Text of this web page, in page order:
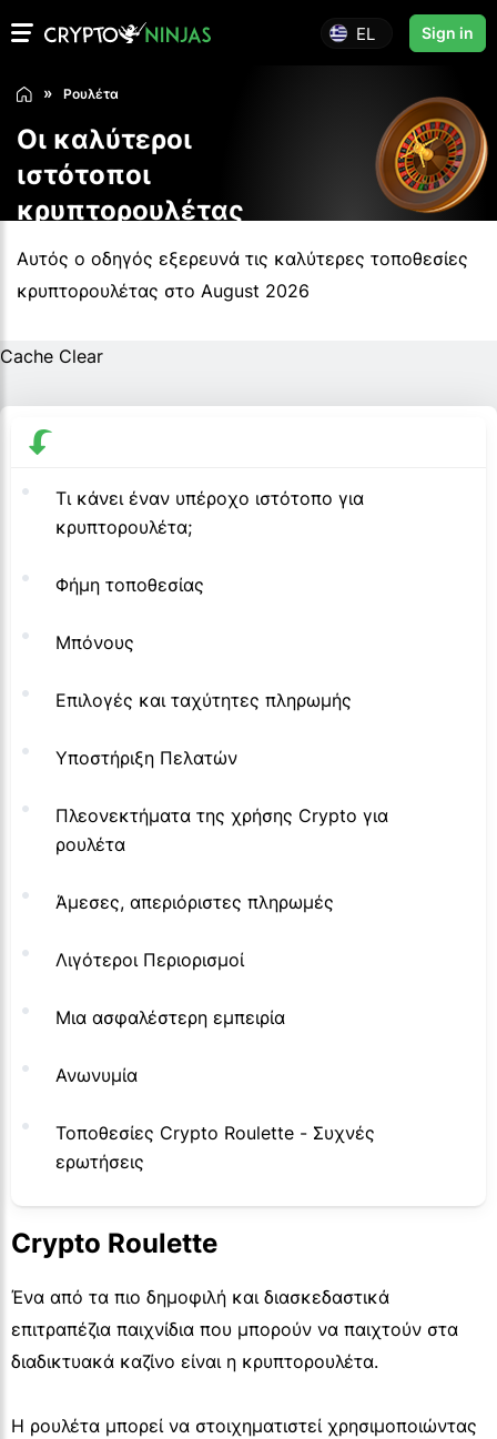
EL Sign in
Ρουλέτα
Οι καλύτεροι
ιστότοποι
κρυπτορουλέτας
Αυτός ο οδηγός εξερευνά τις καλύτερες τοποθεσίες
κρυπτορουλέτας στο August 2026
Cache Clear
Τι κάνει έναν υπέροχο ιστότοπο για
κρυπτορουλέτα;
Φήμη τοποθεσίας
Μπόνους
Επιλογές και ταχύτητες πληρωμής
Υποστήριξη Πελατών
Πλεονεκτήματα της χρήσης Crypto για
ρουλέτα
Άμεσες, απεριόριστες πληρωμές
Λιγότεροι Περιορισμοί
Μια ασφαλέστερη εμπειρία
Ανωνυμία
Τοποθεσίες Crypto Roulette - Συχνές
ερωτήσεις
Crypto Roulette
Ένα από τα πιο δημοφιλή και διασκεδαστικά
επιτραπέζια παιχνίδια που μπορούν να παιχτούν στα
διαδικτυακά καζίνο είναι η κρυπτορουλέτα.
Η ρουλέτα μπορεί να στοιχηματιστεί χρησιμοποιώντας